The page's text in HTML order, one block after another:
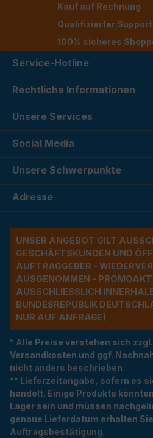
Kauf auf Rechnung
Qualifizierter Support
100% sicheres
Service-Hotline
Rechtliche Informationen
Unsere Services
Social Media
Unsere Schwerpunkte
Adresse
UNSER ANGEBOT GILT
ESCHÄFTSKUNDEN UND
UFTRAGGEBER -
USGENOMMEN -
USSCHLIESSLICH INNERHALB
NDESREPUBLIK
R AUF ANFRAGE)
* Alle Preise verstehen sich
Versandkosten und ggf.
nicht anders beschrieben.
** Lieferzeitangabe, sofern es
handelt. Einige Produkte
Lager sein und müssen
genaue Lieferdatum erhalten
Auftragsbestätigung.